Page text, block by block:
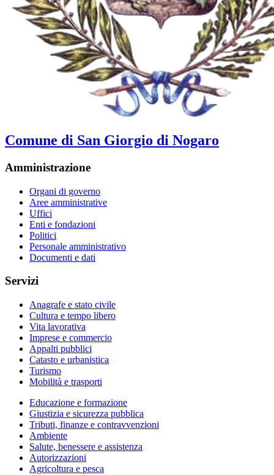
Comune di San Giorgio di Nogaro
Amministrazione
Organi di governo
Aree amministrative
Uffici
Enti e fondazioni
Politici
Personale amministrativo
Documenti e dati
Servizi
Anagrafe e stato civile
Cultura e tempo libero
Vita lavorativa
Imprese e commercio
Appalti pubblici
Catasto e urbanistica
Turismo
Mobilità e trasporti
Educazione e formazione
Giustizia e sicurezza pubblica
Tributi, finanze e contravvenzioni
Ambiente
Salute, benessere e assistenza
Autorizzazioni
Agricoltura e pesca